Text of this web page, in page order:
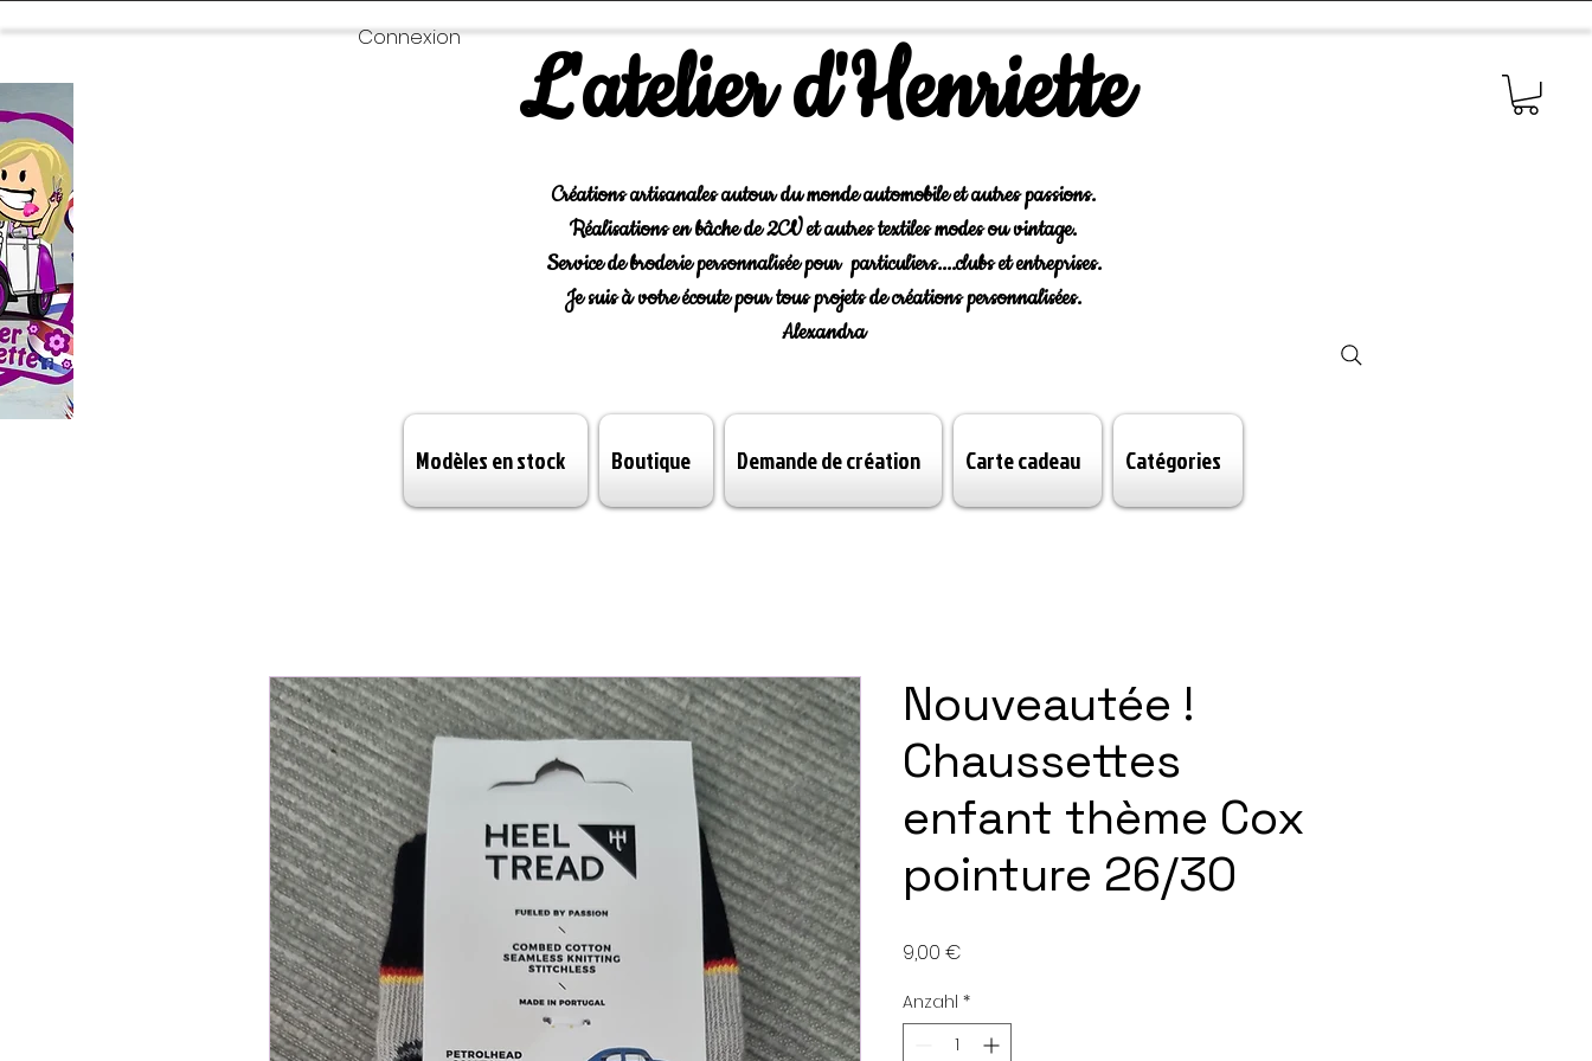
L'atelier d'Henriette
Connexion
Créations artisanales autour du monde automobile et autres passions.
Réalisations en bâche de 2CV et autres textiles modes ou vintage.
Service de broderie personnalisée pour particuliers....clubs et entreprises.
Je suis à votre écoute pour tous projets de créations personnalisées.
Alexandra
Modèles en stock Boutique Demande de création Carte cadeau Catégories
Nouveautée !
Chaussettes
enfant thème Cox
pointure 26/30
9,00 €
Anzahl *